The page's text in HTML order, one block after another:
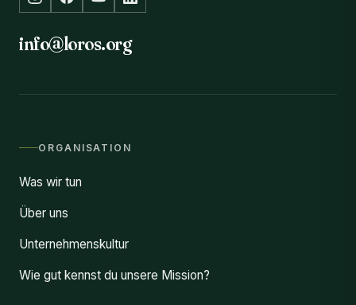
info@loros.org
ORGANISATION
Was wir tun
Über uns
Unternehmenskultur
Wie gut kennst du unsere Mission?